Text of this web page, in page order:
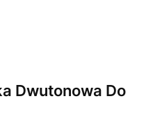
Dwutonowa Do